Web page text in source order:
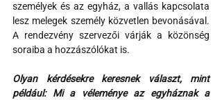
személyek és az egyház, a vallás kapcsolata
lesz melegek személy közvetlen bevonásával.
A rendezvény szervezői várják a közönség
soraiba a hozzászólókat is.
Olyan kérdésekre keresnek választ, mint
például: Mi a véleménye az egyháznak a